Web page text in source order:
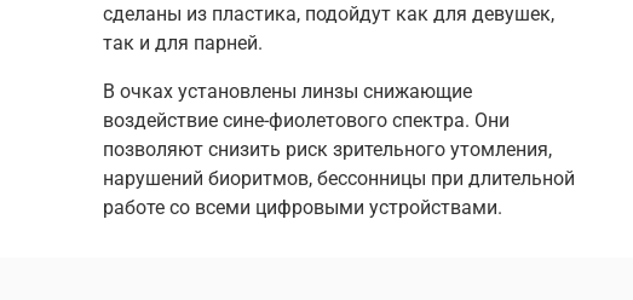
сделаны из пластика, подойдут как для девушек,
так и для парней.
В очках установлены линзы снижающие
воздействие сине-фиолетового спектра. Они
позволяют снизить риск зрительного утомления,
нарушений биоритмов, бессонницы при длительной
работе со всеми цифровыми устройствами.